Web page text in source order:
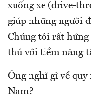
xuống xe (drive-
giúp những người
Chúng tôi rất hứng
thú với tiềm năng
Ông nghĩ gì về
Nam?